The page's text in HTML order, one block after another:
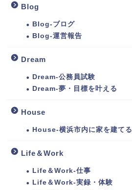
Blog
Blog-ブログ
Blog-運営報告
Dream
Dream-公務員試験
Dream-夢・目標を叶える
House
House-横浜市内に家を建てる
Life＆Work
Life＆Work-仕事
Life＆Work-実録・体験